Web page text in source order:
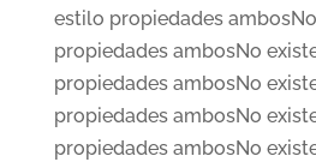
estilo propiedades
propiedades ambosNo
propiedades ambosNo
propiedades ambosNo
propiedades ambosNo